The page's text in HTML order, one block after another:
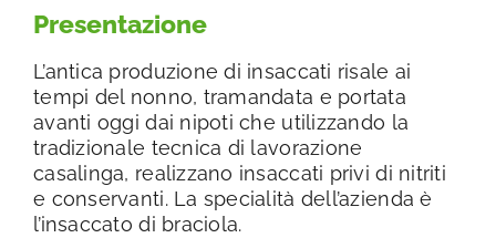
Presentazione
L’antica produzione di insaccati risale ai
tempi del nonno, tramandata e portata
avanti oggi dai nipoti che utilizzando la
tradizionale tecnica di lavorazione
casalinga, realizzano insaccati privi di nitriti
e conservanti. La specialità dell’azienda è
l’insaccato di braciola.